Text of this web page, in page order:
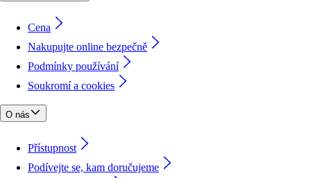
Cena
Nakupujte online bezpečně
Podmínky používání
Soukromí a cookies
O nás
Přístupnost
Podívejte se, kam doručujeme